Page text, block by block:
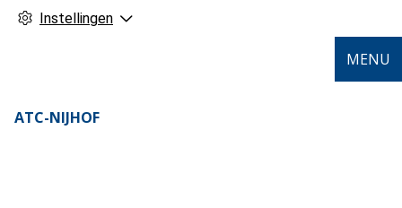
Instellingen
ATC-NIJHOF
MENU